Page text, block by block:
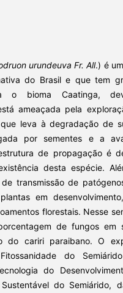
urundeuva Fr. All.) é
do Brasil e que tem
o bioma Caatinga,
ameaçada pela
leva à degradação de
por sementes e a
de propagação é
desta espécie.
transmissão de
em
florestais. Nesse
de fungos em
do cariri paraibano. O
do
do
Sustentável do Semiárido,